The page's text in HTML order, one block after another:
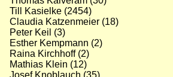
Till Kasielke (2454)
Claudia Katzenmeier (18)
Peter Keil (3)
Esther Kempmann (2)
Raina Kirchhoff (2)
Mathias Klein (12)